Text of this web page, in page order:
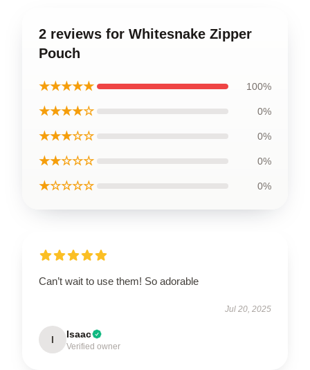
2 reviews for Whitesnake Zipper
Pouch
★★★★★ 100%
★★★★☆ 0%
★★★☆☆ 0%
★★☆☆☆ 0%
★☆☆☆☆ 0%
Can’t wait to use them! So adorable
Jul 20, 2025
I Isaac
Verified owner